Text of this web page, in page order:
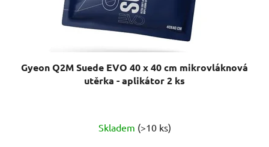
Gyeon Q2M Suede EVO 40 x 40 cm mikrovláknová
utěrka - aplikátor 2 ks
Skladem (>10 ks)